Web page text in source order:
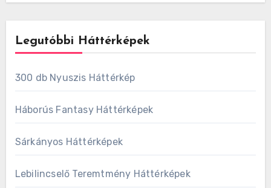
Legutóbbi Háttérképek
300 db Nyuszis Háttérkép
Háborús Fantasy Háttérképek
Sárkányos Háttérképek
Lebilincselő Teremtmény Háttérképek